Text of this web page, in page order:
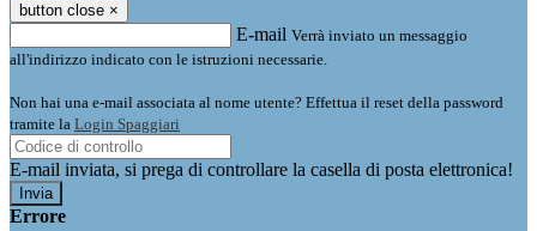
button close ×
E-mail Verrà inviato un messaggio
all'indirizzo indicato con le istruzioni necessarie.
Non hai una e-mail associata al nome utente? Effettua il reset della password
tramite la Login Spaggiari
E-mail inviata, si prega di controllare la casella di posta elettronica!
Errore